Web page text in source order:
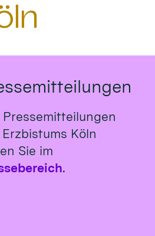
Pressemitteilungen
Köln
Sie im
.